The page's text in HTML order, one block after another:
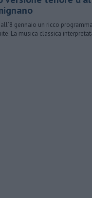
gennaio un ricco
La musica classica